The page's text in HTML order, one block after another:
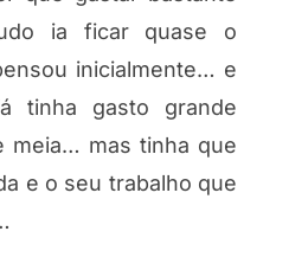
ia ficar quase o
inicialmente… e
tinha gasto grande
meia… mas tinha que
e o seu trabalho que